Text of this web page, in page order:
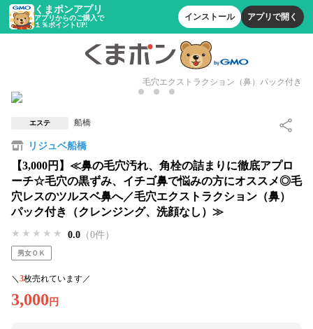
くまポンアプリ
アプリからのご購入で
１％ポイントUP!
インストール アプリで開く
毛穴エクストラクション（鼻）パック付き
エステ 船橋
リジュベ船橋
【3,000円】≪鼻の毛穴汚れ、角栓の詰まりに徹底アプロ
ーチ☆毛穴の黒ずみ、イチゴ鼻で悩みの方にオススメ◎毛
穴レスのツルスベ鼻へ／毛穴エクストラクション（鼻）
パック付き（クレンジング、洗顔なし）≫
★★★★★
★★★★★
★★★★★ 0.0 （0件）
男女ＯＫ
＼ 3枚売れています／
3,000 円